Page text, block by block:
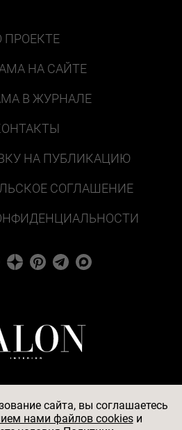
ПРОЕКТЕ
НА САЙТЕ
В ЖУРНАЛЕ
НА ПУБЛИКАЦИЮ
СОГЛАШЕНИЕ
© 2026
сайта, вы соглашаетесь
нами файлов cookiesи